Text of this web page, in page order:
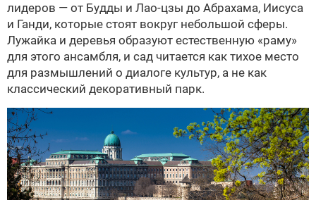
лидеров — от Будды и Лао-цзы до Абрахама, Иисуса
и Ганди, которые стоят вокруг небольшой сферы.
Лужайка и деревья образуют естественную «раму»
для этого ансамбля, и сад читается как тихое место
для размышлений о диалоге культур, а не как
классический декоративный парк.